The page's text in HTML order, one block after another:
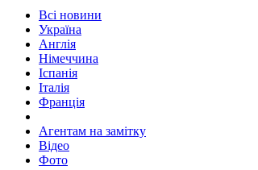
Всі новини
Україна
Англія
Німеччина
Іспанія
Італія
Франція
Агентам на замітку
Відео
Фото